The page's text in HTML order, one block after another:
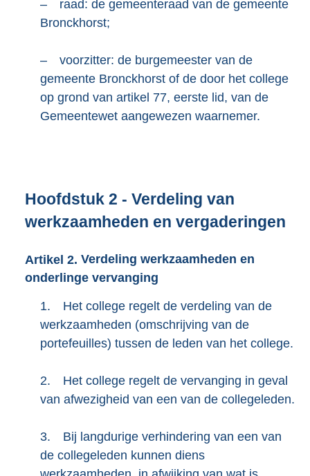
–
raad: de gemeenteraad van de gemeente
Bronckhorst;
–
voorzitter: de burgemeester van de
gemeente Bronckhorst of de door het college
op grond van artikel 77, eerste lid, van de
Gemeentewet aangewezen waarnemer.
Hoofdstuk 2 - Verdeling van
werkzaamheden en vergaderingen
Artikel 2. Verdeling werkzaamheden en
onderlinge vervanging
1.
Het college regelt de verdeling van de
werkzaamheden (omschrijving van de
portefeuilles) tussen de leden van het college.
2.
Het college regelt de vervanging in geval
van afwezigheid van een van de collegeleden.
3.
Bij langdurige verhindering van een van
de collegeleden kunnen diens